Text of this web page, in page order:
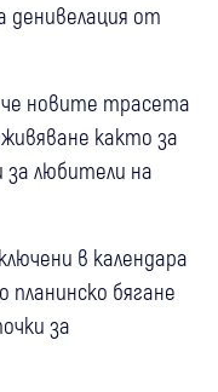
денивелация от
новите трасета
както за
любители на
в календара
бягане
за